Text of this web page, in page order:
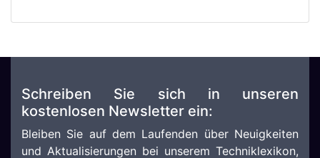
Schreiben Sie sich in unseren
kostenlosen Newsletter ein:
Bleiben Sie auf dem Laufenden über Neuigkeiten
und Aktualisierungen bei unserem Techniklexikon,